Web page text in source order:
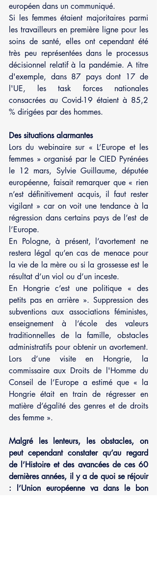
européen dans un communiqué.
Si les femmes étaient majoritaires parmi
les travailleurs en première ligne pour les
soins de santé, elles ont cependant été
très peu représentées dans le processus
décisionnel relatif à la pandémie. A titre
d'exemple, dans 87 pays dont 17 de
l'UE, les task forces nationales
consacrées au Covid-19 étaient à 85,2
% dirigées par des hommes.
Des situations alarmantes
Lors du webinaire sur « L’Europe et les
femmes » organisé par le CIED Pyrénées
le 12 mars, Sylvie Guillaume, députée
européenne, faisait remarquer que « rien
n’est définitivement acquis, il faut rester
vigilant » car on voit une tendance à la
régression dans certains pays de l’est de
l’Europe.
En Pologne, à présent, l’avortement ne
restera légal qu’en cas de menace pour
la vie de la mère ou si la grossesse est le
résultat d’un viol ou d’un inceste.
En Hongrie c’est une politique « des
petits pas en arrière ». Suppression des
subventions aux associations féministes,
enseignement à l’école des valeurs
traditionnelles de la famille, obstacles
administratifs pour obtenir un avortement.
Lors d’une visite en Hongrie, la
commissaire aux Droits de l'Homme du
Conseil de l’Europe a estimé que « la
Hongrie était en train de régresser en
matière d’égalité des genres et de droits
des femme ».
Malgré les lenteurs, les obstacles, on
peut cependant constater qu’au regard
de l’Histoire et des avancées de ces 60
dernières années, il y a de quoi se réjouir
: l’Union européenne va dans le bon